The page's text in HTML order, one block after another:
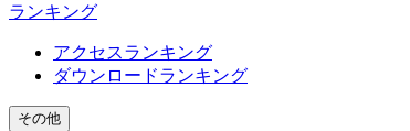
ランキング
アクセスランキング
ダウンロードランキング
その他